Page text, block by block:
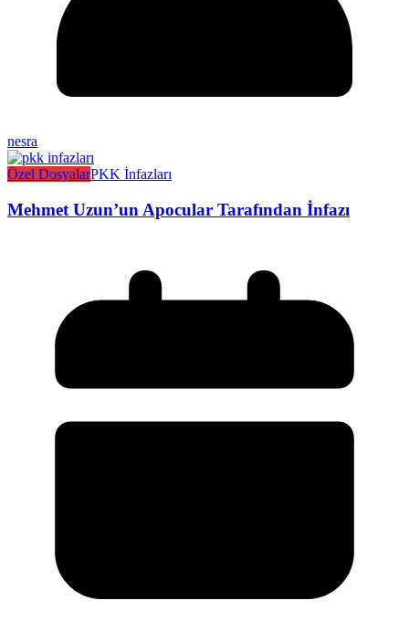
nesra
Özel DosyalarPKK İnfazları
Mehmet Uzun’un Apocular Tarafından İnfazı